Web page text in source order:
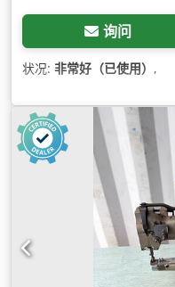
询问
状况: 非常好（已使用） ,